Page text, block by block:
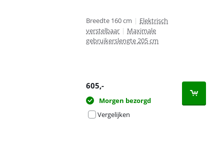
Breedte 160 cm | Elektrisch
verstelbaar | Maximale
gebruikerslengte 205 cm
605,-
Morgen bezorgd
Vergelijken